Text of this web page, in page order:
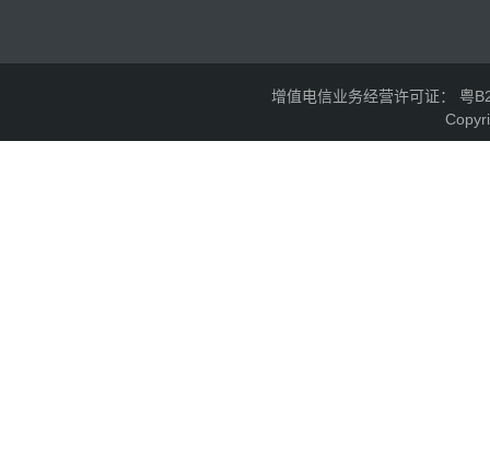
增值电信业务经营许可证： 粤